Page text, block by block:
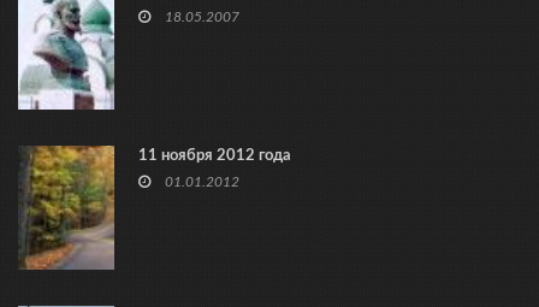
18.05.2007
11 ноября 2012 года
01.01.2012